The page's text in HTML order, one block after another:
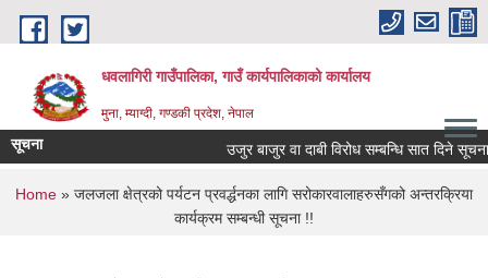
Skip to main content
धवलागिरी गाउँपालिका, गाउँ कार्यपालिकाको कार्यालय
मुना, म्याग्दी, गण्डकी प्रदेश, नेपाल
सूचना उजुर बाजुर वा दाबी विरोध सम्बन्धि सात दिने सूचना
You are here
Home » जलजला क्षेत्रको पर्यटन प्रवर्द्धनका लागि सरोकारवालाहरुसँगको अन्तरक्रिया
कार्यक्रम सम्बन्धी सूचना !!